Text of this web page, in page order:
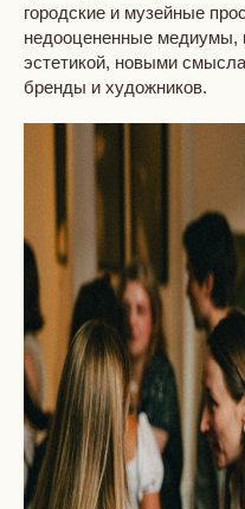
городские и музейные
недооцененные медиумы,
эстетикой, новыми
бренды и художников.